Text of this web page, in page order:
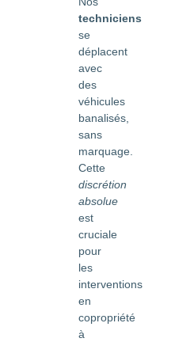
techniciens
se
déplacent
avec
des
véhicules
banalisés,
sans
marquage.
Cette
discrétion
absolue
est
cruciale
pour
les
interventions
en
copropriété
à